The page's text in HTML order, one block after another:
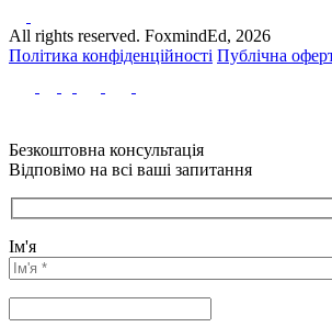
All rights reserved. FoxmindEd, 2026
Політика конфіденційності Публічна
Безкоштовна консультація
Відповімо на всі ваші запитання
Ім'я